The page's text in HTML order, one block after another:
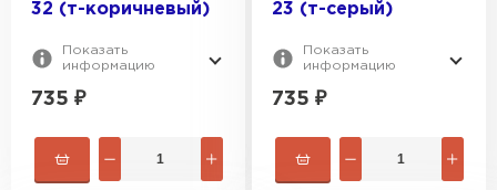
32 (т-коричневый)
Показать
информацию
735 ₽
23 (т-серый)
Показать
информацию
735 ₽